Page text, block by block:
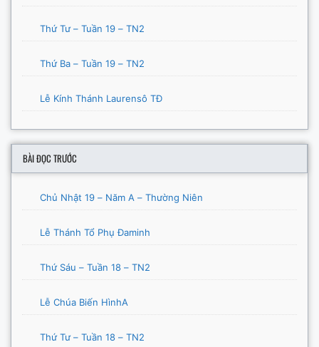
Thứ Tư – Tuần 19 – TN2
Thứ Ba – Tuần 19 – TN2
Lễ Kính Thánh Laurensô TĐ
BÀI ĐỌC TRƯỚC
Chủ Nhật 19 – Năm A – Thường Niên
Lễ Thánh Tổ Phụ Đaminh
Thứ Sáu – Tuần 18 – TN2
Lễ Chúa Biến HìnhA
Thứ Tư – Tuần 18 – TN2